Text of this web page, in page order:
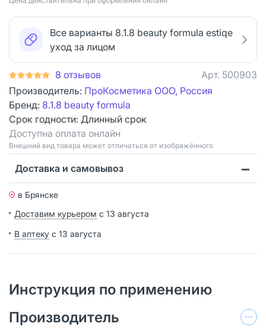
Все варианты 8.1.8 beauty formula estiqe
уход за лицом
8 отзывов Арт. 500903
Производитель: ПроКосметика ООО, Россия
Бренд: 8.1.8 beauty formula
Срок годности: Длинный срок
Доступна оплата онлайн
Bнешний вид товара может отличаться от изображённого
Доставка и самовывоз
в Брянске
Доставим курьером с 13 августа
В аптеку с 13 августа
Инструкция по применению
Производитель